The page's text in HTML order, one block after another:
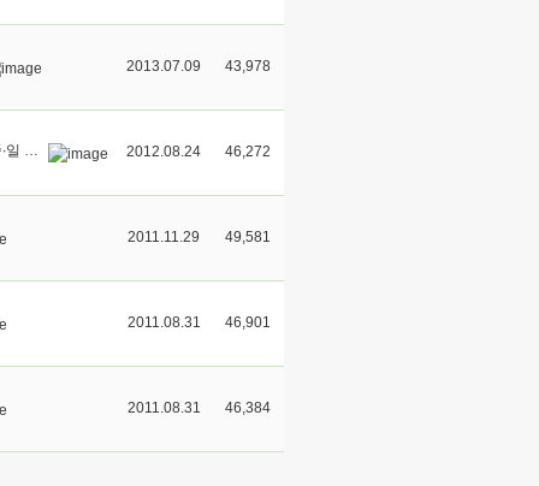
2013.07.09 43,978
2012.08.24 46,272
2011.11.29 49,581
2011.08.31 46,901
2011.08.31 46,384